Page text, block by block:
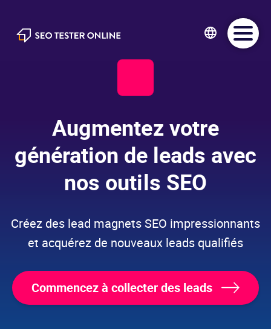
Augmentez votre
génération de leads avec
nos outils SEO
Créez des lead magnets SEO impressionnants
et acquérez de nouveaux leads qualifiés
Commencez à collecter des leads